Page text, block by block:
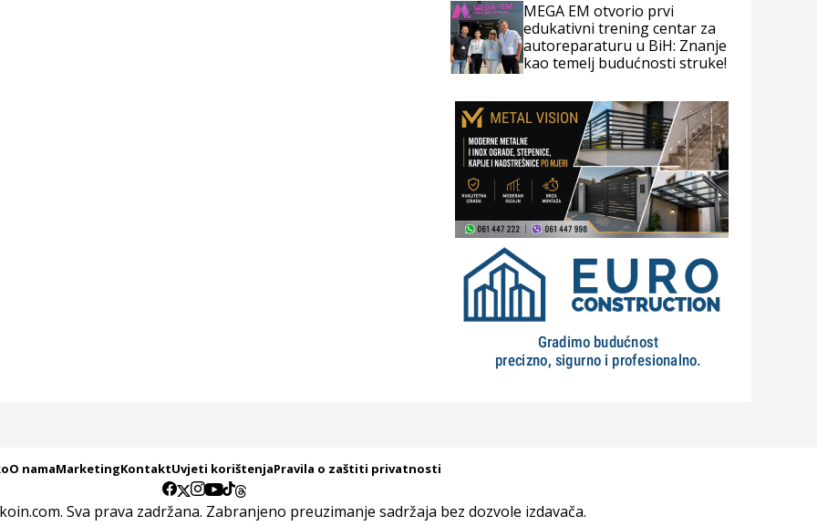
MEGA EM otvorio prvi
edukativni trening centar za
autoreparaturu u BiH: Znanje
kao temelj budućnosti struke!
O namaMarketingKontaktUvjeti korištenjaPravila o zaštiti privatnosti
Sva prava zadržana. Zabranjeno preuzimanje sadržaja bez dozvole izdavača.